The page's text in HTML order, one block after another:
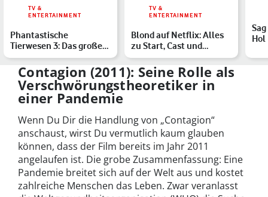
TV &
ENTERTAINMENT
Phantastische
Tierwesen 3: Das große
Quiz zur Fantasy-Reihe
TV &
ENTERTAINMENT
Blond auf Netflix: Alles
zu Start, Cast und
Handlung des Marilyn-…
Hol
Contagion (2011): Seine Rolle als
Verschwörungstheoretiker in
einer Pandemie
Wenn Du Dir die Handlung von „Contagion“
anschaust, wirst Du vermutlich kaum glauben
können, dass der Film bereits im Jahr 2011
angelaufen ist. Die grobe Zusammenfassung: Eine
Pandemie breitet sich auf der Welt aus und kostet
zahlreiche Menschen das Leben. Zwar veranlasst